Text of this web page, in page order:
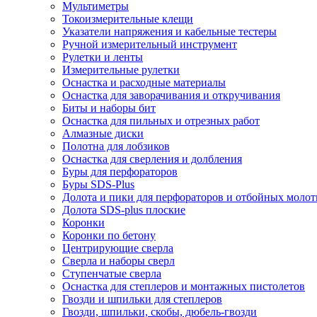
Мультиметры
Токоизмерительные клещи
Указатели напряжения и кабельные тестеры
Ручной измерительный инструмент
Рулетки и ленты
Измерительные рулетки
Оснастка и расходные материалы
Оснастка для заворачивания и откручивания
Биты и наборы бит
Оснастка для пильных и отрезных работ
Алмазные диски
Полотна для лобзиков
Оснастка для сверления и долбления
Буры для перфораторов
Буры SDS-Plus
Долота и пики для перфораторов и отбойных
Долота SDS-plus плоские
Коронки
Коронки по бетону
Центрирующие сверла
Сверла и наборы сверл
Ступенчатые сверла
Оснастка для степлеров и монтажных пистолетов
Гвозди и шпильки для степлеров
Гвозди, шпильки, скобы, дюбель-гвозди